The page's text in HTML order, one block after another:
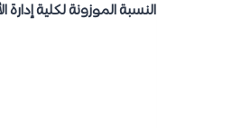
النسبة الموزونة لكلية إدارة